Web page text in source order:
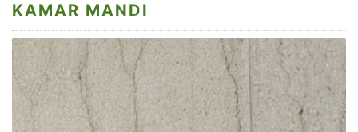
KAMAR MANDI